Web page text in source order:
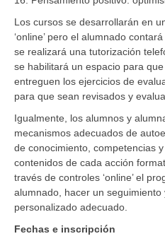
Los cursos se desarrollarán en
‘online’ pero el alumnado
se realizará una tutorización
se habilitará un espacio para
entreguen los ejercicios de
para que sean revisados y
Igualmente, los alumnos y
mecanismos adecuados de
de conocimiento, competencias
contenidos de cada acción
través de controles ‘online’ el
alumnado, hacer un
personalizado adecuado.
Fechas e inscripción